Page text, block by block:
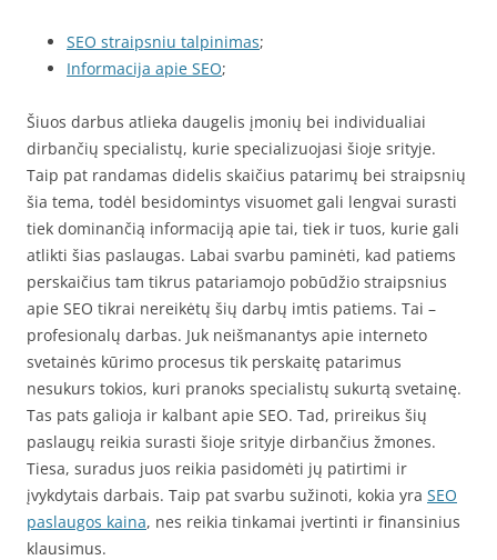
SEO straipsniu talpinimas;
Informacija apie SEO;
Šiuos darbus atlieka daugelis įmonių bei individualiai
dirbančių specialistų, kurie specializuojasi šioje srityje.
Taip pat randamas didelis skaičius patarimų bei straipsnių
šia tema, todėl besidomintys visuomet gali lengvai surasti
tiek dominančią informaciją apie tai, tiek ir tuos, kurie gali
atlikti šias paslaugas. Labai svarbu paminėti, kad patiems
perskaičius tam tikrus patariamojo pobūdžio straipsnius
apie SEO tikrai nereikėtų šių darbų imtis patiems. Tai –
profesionalų darbas. Juk neišmanantys apie interneto
svetainės kūrimo procesus tik perskaitę patarimus
nesukurs tokios, kuri pranoks specialistų sukurtą svetainę.
Tas pats galioja ir kalbant apie SEO. Tad, prireikus šių
paslaugų reikia surasti šioje srityje dirbančius žmones.
Tiesa, suradus juos reikia pasidomėti jų patirtimi ir
įvykdytais darbais. Taip pat svarbu sužinoti, kokia yra SEO
paslaugos kaina, nes reikia tinkamai įvertinti ir finansinius
klausimus.